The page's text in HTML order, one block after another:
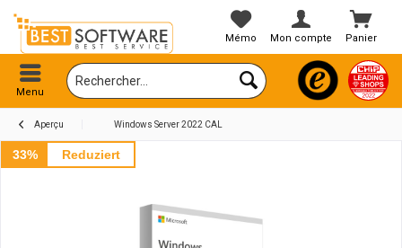
Panier
Mémo Mon compte
Menu
Aperçu Windows Server 2022 CAL
33% Reduziert